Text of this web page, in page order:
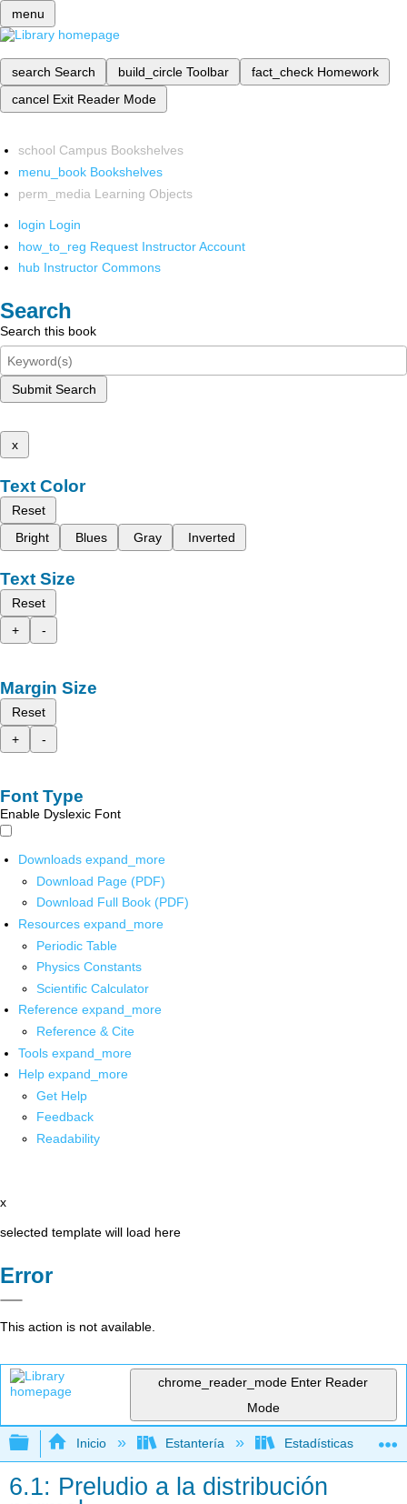
menu
search Search build_circle Toolbar fact_check Homework
cancel Exit Reader Mode
school Campus Bookshelves
menu_book Bookshelves
perm_media Learning Objects
login Login
how_to_reg Request Instructor Account
hub Instructor Commons
Search
Search this book
Submit Search
x
Text Color
Reset
Bright
Blues Gray Inverted
Text Size
Reset
+
-
Margin Size
Reset
+
-
Font Type
Enable Dyslexic Font
Downloads expand_more
Download Page (PDF)
Download Full Book (PDF)
Resources expand_more
Periodic Table
Physics Constants
Scientific Calculator
Reference expand_more
Reference & Cite
Tools expand_more
Help expand_more
Get Help
Feedback
Readability
x
selected template will load here
Error
This action is not available.
chrome_reader_mode Enter Reader
Mode
Expandir/contraer jerarquía global
Inicio Estantería Estadísticas
6.1: Preludio a la distribución